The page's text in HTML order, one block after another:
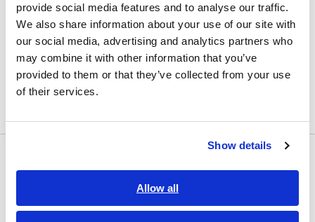
provide social media features and to analyse our traffic.
We also share information about your use of our site with
our social media, advertising and analytics partners who
may combine it with other information that you’ve
provided to them or that they’ve collected from your use
of their services.
Show details
Allow all
LCRメータ | インピーダンスアナライザ
抵抗計 | バッテリーテスター
超絶縁計 | 高抵抗計 | ピコアンメータ | エレクトロメ
ータ
安全関連試験器 | 絶縁・耐電圧試験器
キャリブレータ | 任意波形発生器 | ファンクションジ